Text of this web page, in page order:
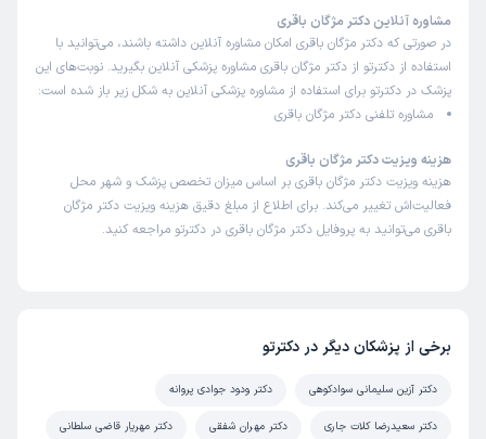
مشاوره آنلاین دکتر مژگان باقری
در صورتی که دکتر مژگان باقری امکان مشاوره آنلاین داشته باشند، می‌توانید با
استفاده از دکترتو از دکتر مژگان باقری مشاوره پزشکی آنلاین بگیرید. نوبت‌های این
پزشک در دکترتو برای استفاده از مشاوره پزشکی آنلاین به شکل زیر باز شده است:
مشاوره تلفنی دکتر مژگان باقری
هزینه ویزیت دکتر مژگان باقری
هزینه ویزیت دکتر مژگان باقری بر اساس میزان تخصص پزشک و شهر محل
فعالیت‌اش تغییر می‌کند. برای اطلاع از مبلغ دقیق هزینه ویزیت دکتر مژگان
باقری می‌توانید به پروفایل دکتر مژگان باقری در دکترتو مراجعه کنید.
برخی از پزشکان دیگر در دکترتو
دکتر آزین سلیمانی سوادکوهی دکتر ودود جوادی پروانه
دکتر سعیدرضا کلات جاری دکتر مهران شفقی دکتر مهریار قاضی سلطانی